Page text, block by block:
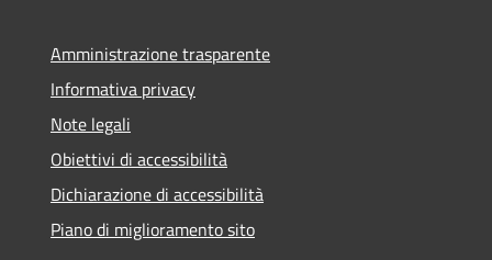
Amministrazione trasparente
Informativa privacy
Note legali
Obiettivi di accessibilità
Dichiarazione di accessibilità
Piano di miglioramento sito